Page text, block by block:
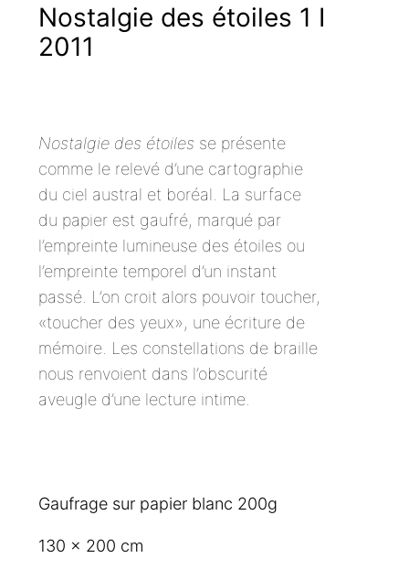
Nostalgie des étoiles 1 I
2011
Nostalgie des étoiles se présente
comme le relevé d’une cartographie
du ciel austral et boréal. La surface
du papier est gaufré, marqué par
l’empreinte lumineuse des étoiles ou
l’empreinte temporel d’un instant
passé. L’on croit alors pouvoir toucher,
«toucher des yeux», une écriture de
mémoire. Les constellations de braille
nous renvoient dans l’obscurité
aveugle d’une lecture intime.
Gaufrage sur papier blanc 200g
130 x 200 cm